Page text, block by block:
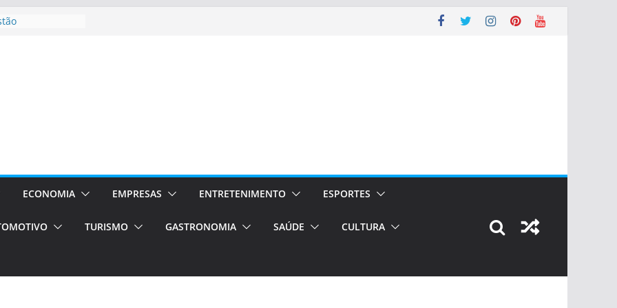
em Porto
de transfer,
de alto padrão
–
o segundo
únicas e
volta!ECONOMIA EMPRESAS ENTRETENIMENTO ESPORTES
TURISMO GASTRONOMIA SAÚDE CULTURA